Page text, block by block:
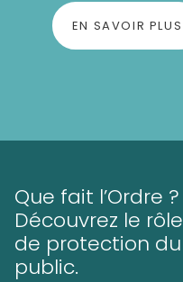
EN SAVOIR PLUS
Que fait l’Ordre ?
Découvrez le rôle
de protection du
public.